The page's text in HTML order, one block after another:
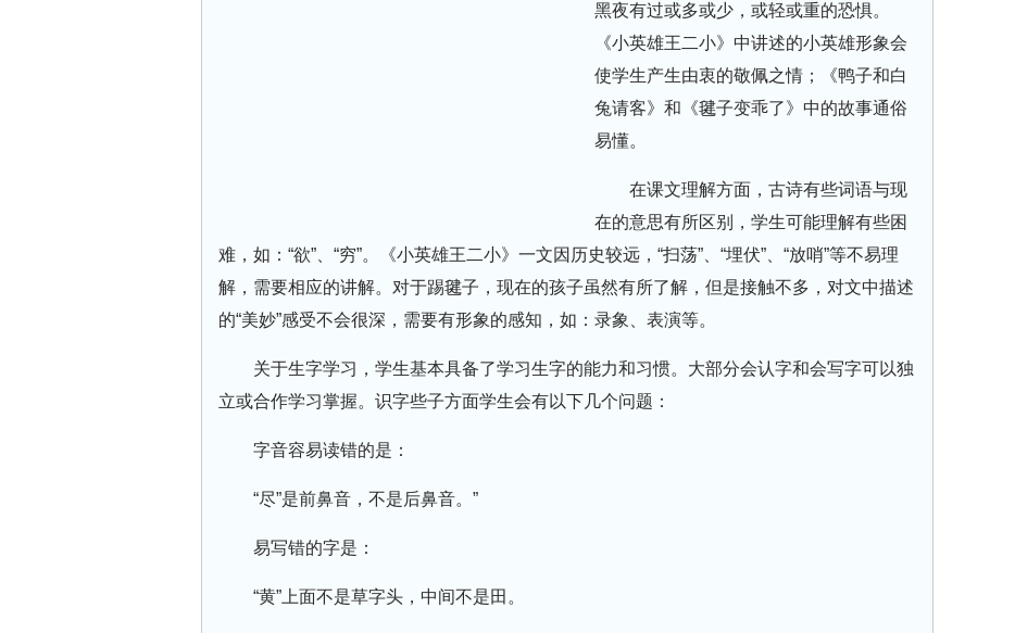
黑夜有过或多或少，或轻或重的恐惧。
《小英雄王二小》中讲述的小英雄形象会
使学生产生由衷的敬佩之情；《鸭子和白
兔请客》和《毽子变乖了》中的故事通俗
易懂。
在课文理解方面，古诗有些词语与现
在的意思有所区别，学生可能理解有些困
难，如：“欲”、“穷”。《小英雄王二小》一文因历史较远，“扫荡”、“埋伏”、“放哨”等不易理
解，需要相应的讲解。对于踢毽子，现在的孩子虽然有所了解，但是接触不多，对文中描述
的“美妙”感受不会很深，需要有形象的感知，如：录象、表演等。
关于生字学习，学生基本具备了学习生字的能力和习惯。大部分会认字和会写字可以独
立或合作学习掌握。识字些子方面学生会有以下几个问题：
字音容易读错的是：
“尽”是前鼻音，不是后鼻音。”
易写错的字是：
“黄”上面不是草字头，中间不是田。